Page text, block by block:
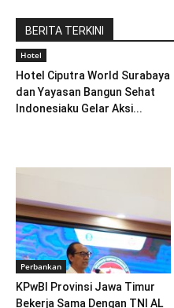
BERITA TERKINI
Hotel
Hotel Ciputra World Surabaya
dan Yayasan Bangun Sehat
Indonesiaku Gelar Aksi...
Perbankan
KPwBI Provinsi Jawa Timur
Bekerja Sama Dengan TNI AL